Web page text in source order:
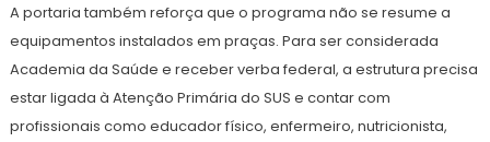
A portaria também reforça que o programa não se resume a
equipamentos instalados em praças. Para ser considerada
Academia da Saúde e receber verba federal, a estrutura precisa
estar ligada à Atenção Primária do SUS e contar com
profissionais como educador físico, enfermeiro, nutricionista,